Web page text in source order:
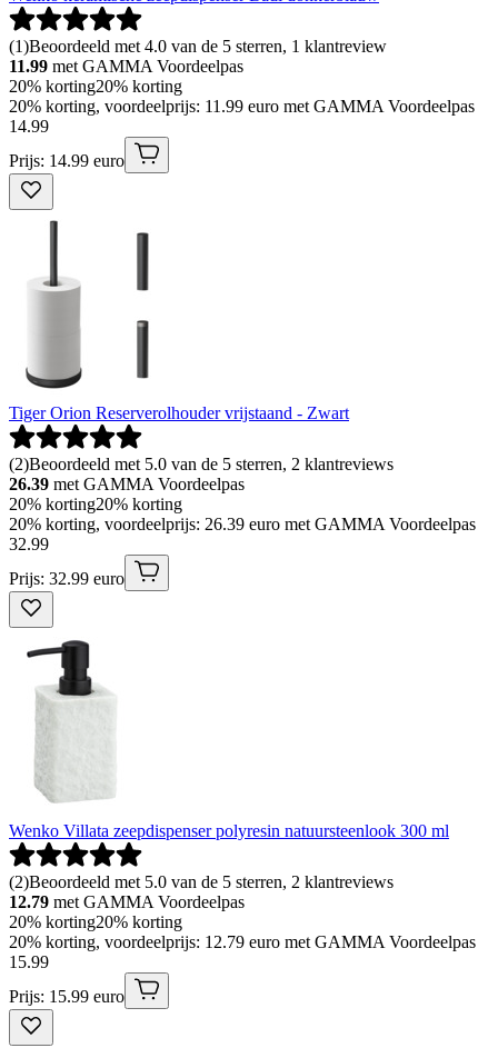
(1)Beoordeeld met 4.0 van de 5 sterren, 1 klantreview
11.99 met GAMMA Voordeelpas
20% korting20% korting
20% korting, voordeelprijs: 11.99 euro met GAMMA Voordeelpas
14.99
Prijs: 14.99 euro
Tiger Orion Reserverolhouder vrijstaand - Zwart
(2)Beoordeeld met 5.0 van de 5 sterren, 2 klantreviews
26.39 met GAMMA Voordeelpas
20% korting20% korting
20% korting, voordeelprijs: 26.39 euro met GAMMA Voordeelpas
32.99
Prijs: 32.99 euro
Wenko Villata zeepdispenser polyresin natuursteenlook 300 ml
(2)Beoordeeld met 5.0 van de 5 sterren, 2 klantreviews
12.79 met GAMMA Voordeelpas
20% korting20% korting
20% korting, voordeelprijs: 12.79 euro met GAMMA Voordeelpas
15.99
Prijs: 15.99 euro